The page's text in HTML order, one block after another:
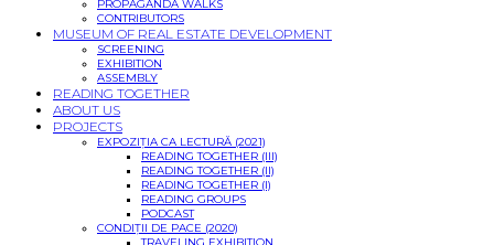
PROPAGANDA WALKS
CONTRIBUTORS
MUSEUM OF REAL ESTATE DEVELOPMENT
SCREENING
EXHIBITION
ASSEMBLY
READING TOGETHER
ABOUT US
PROJECTS
EXPOZIȚIA CA LECTURĂ (2021)
READING TOGETHER (III)
READING TOGETHER (II)
READING TOGETHER (I)
READING GROUPS
PODCAST
CONDIȚII DE PACE (2020)